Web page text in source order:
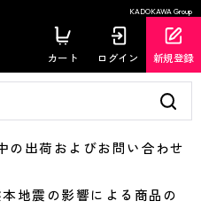
KADOKAWA Group
カート ログイン 新規登録
出荷およびお問い合わせ
震の影響による商品の